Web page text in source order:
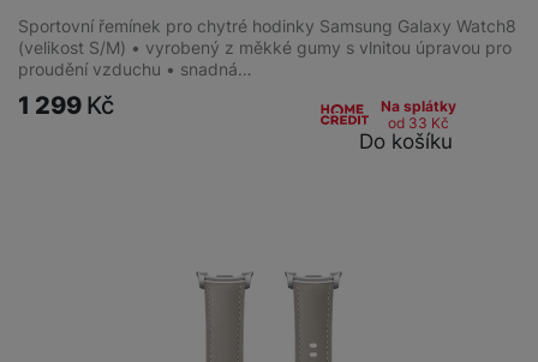
Sportovní řemínek pro chytré hodinky Samsung Galaxy Watch8
(velikost S/M) • vyrobený z měkké gumy s vlnitou úpravou pro
proudění vzduchu • snadná…
1 299 Kč
Na splátky
od 33 Kč
Do košíku